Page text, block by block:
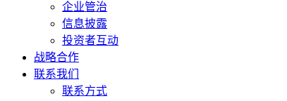
企业管治
信息披露
投资者互动
战略合作
联系我们
联系方式